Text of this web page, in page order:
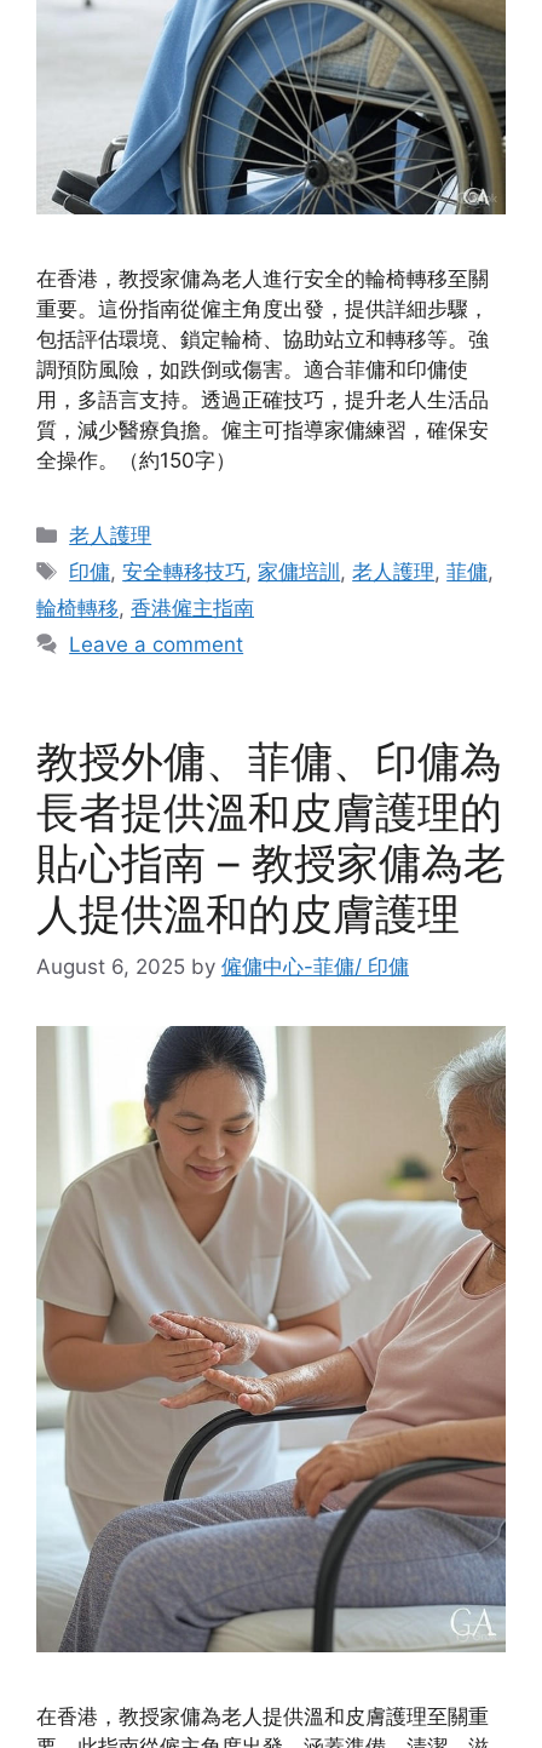
在香港，教授家傭為老人進行安全的輪椅轉移至關
重要。這份指南從僱主角度出發，提供詳細步驟，
包括評估環境、鎖定輪椅、協助站立和轉移等。強
調預防風險，如跌倒或傷害。適合菲傭和印傭使
用，多語言支持。透過正確技巧，提升老人生活品
質，減少醫療負擔。僱主可指導家傭練習，確保安
全操作。（約150字）
Categories
老人護理
Tags
印傭,安全轉移技巧, 家傭培訓 ,老人護理,菲傭,
輪椅轉移, 香港僱主指南
Leave a comment
教授外傭、菲傭、印傭為
長者提供溫和皮膚護理的
貼心指南 – 教授家傭為老
人提供溫和的皮膚護理
August 6, 2025 by 僱傭中心-菲傭/ 印傭
在香港，教授家傭為老人提供溫和皮膚護理至關重